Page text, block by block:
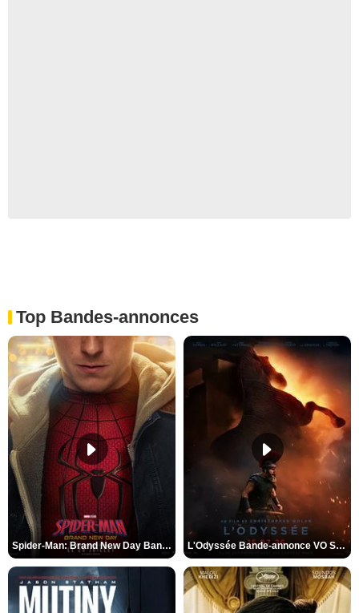
Top Bandes-annonces
Spider-Man: Brand New Day Bande-annonce VO STFR L'Odyssée Bande-annonce VO STFR